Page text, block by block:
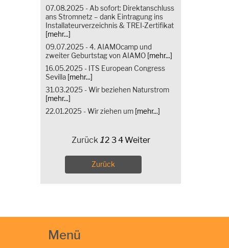
07.08.2025 - Ab sofort: Direktanschluss
ans Stromnetz – dank Eintragung ins
Installateurverzeichnis & TREI-Zertifikat
[mehr...]
09.07.2025 - 4. AIAMOcamp und
zweiter Geburtstag von AIAMO [mehr...]
16.05.2025 - ITS European Congress
Sevilla [mehr...]
31.03.2025 - Wir beziehen Naturstrom
[mehr...]
22.01.2025 - Wir ziehen um [mehr...]
Zurück 1 2 34Weiter
Zurück
Menü